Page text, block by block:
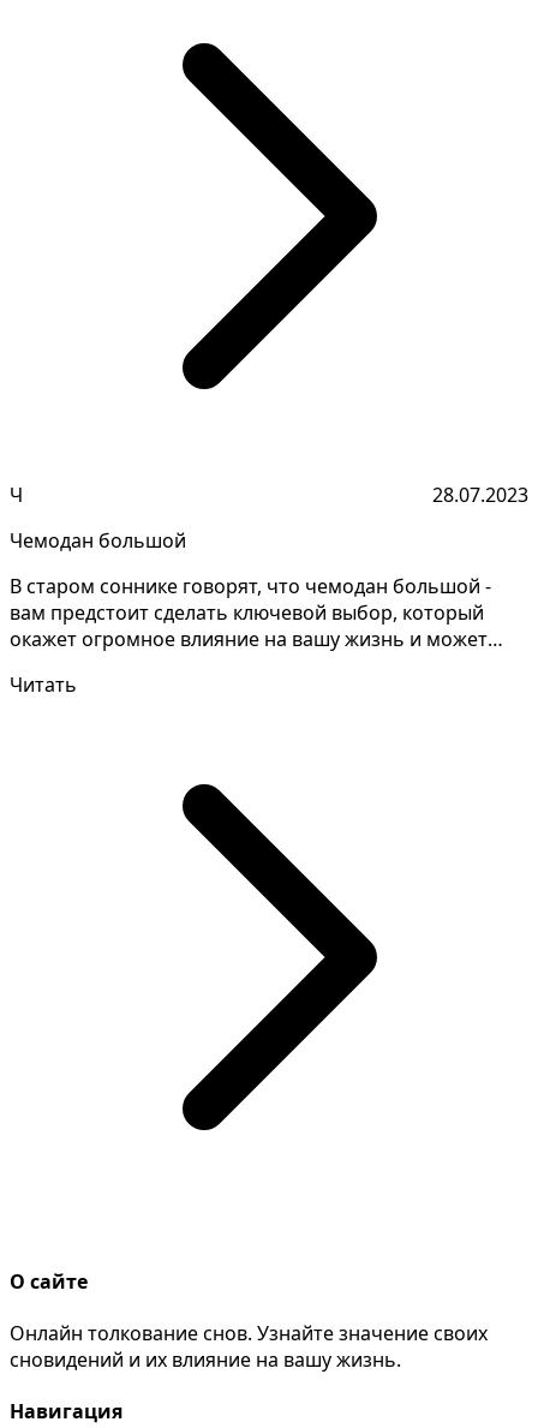
Ч
28.07.2023
Чемодан большой
В старом соннике говорят, что чемодан большой -
вам предстоит сделать ключевой выбор, который
окажет огромное влияние на вашу жизнь и может
Читать
О сайте
Онлайн толкование снов. Узнайте значение своих
сновидений и их влияние на вашу жизнь.
Навигация